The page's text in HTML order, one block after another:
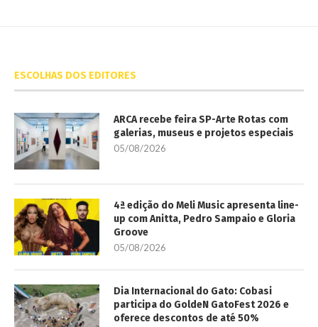
ESCOLHAS DOS EDITORES
ARCA recebe feira SP-Arte Rotas com
galerias, museus e projetos especiais
05/08/2026
4ª edição do Meli Music apresenta line-
up com Anitta, Pedro Sampaio e Gloria
Groove
05/08/2026
Dia Internacional do Gato: Cobasi
participa do GoldeN GatoFest 2026 e
oferece descontos de até 50%